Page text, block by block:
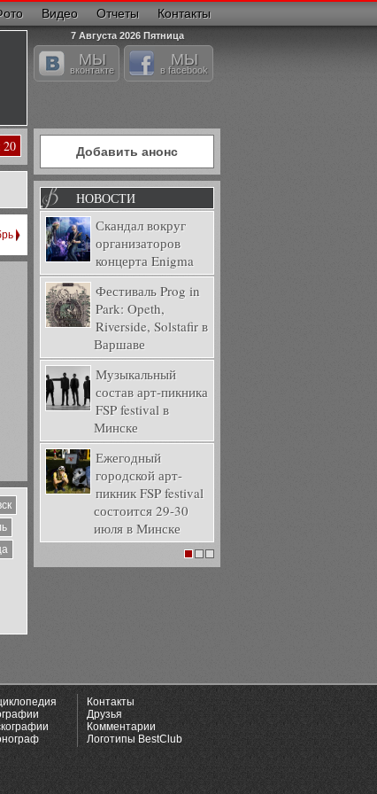
Видео Отчеты Контакты
7 Августа 2026 Пятница
МЫ
вконтакте
МЫ
в facebook
20 Добавить анонс
НОВОСТИ
Скандал вокруг
организаторов
концерта Enigma
Фестиваль Prog in
Park: Opeth,
Riverside, Solstafir в
Варшаве
Музыкальный
состав арт-пикника
FSP festival в
Минске
Ежегодный
городской арт-
пикник FSP festival
состоится 29-30
июля в Минске
Контакты
Друзья
Комментарии
Логотипы BestClub